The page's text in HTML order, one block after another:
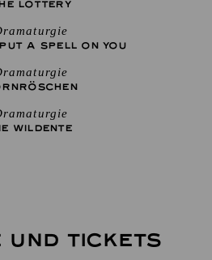
­LOTTERY
A SPELL ON YOU
WILDENTE
UND TICKETS